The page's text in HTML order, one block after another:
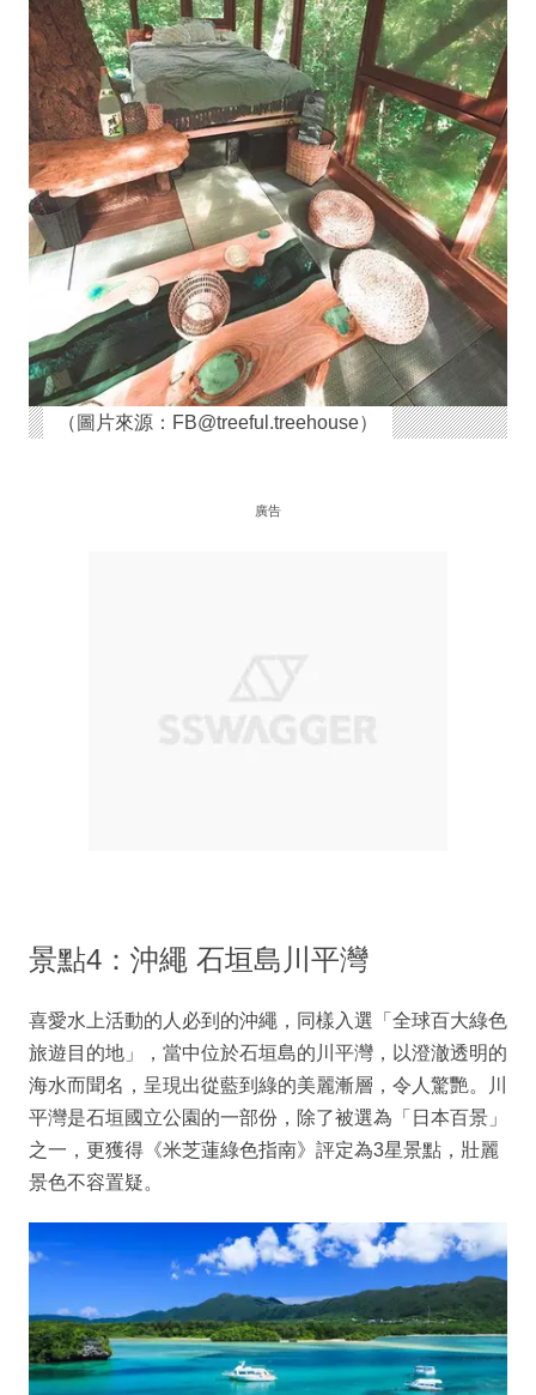
（圖片來源：FB@treeful.treehouse）
廣告
景點4：沖繩 石垣島川平灣
喜愛水上活動的人必到的沖繩，同樣入選「全球百大綠色
旅遊目的地」，當中位於石垣島的川平灣，以澄澈透明的
海水而聞名，呈現出從藍到綠的美麗漸層，令人驚艷。川
平灣是石垣國立公園的一部份，除了被選為「日本百景」
之一，更獲得《米芝蓮綠色指南》評定為3星景點，壯麗
景色不容置疑。